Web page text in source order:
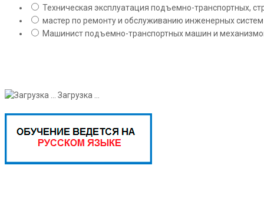
Техническая эксплуатация подъемно-транспортных,
мастер по ремонту и обслуживанию инженерных
Машинист подъемно-транспортных машин и
Загрузка ...